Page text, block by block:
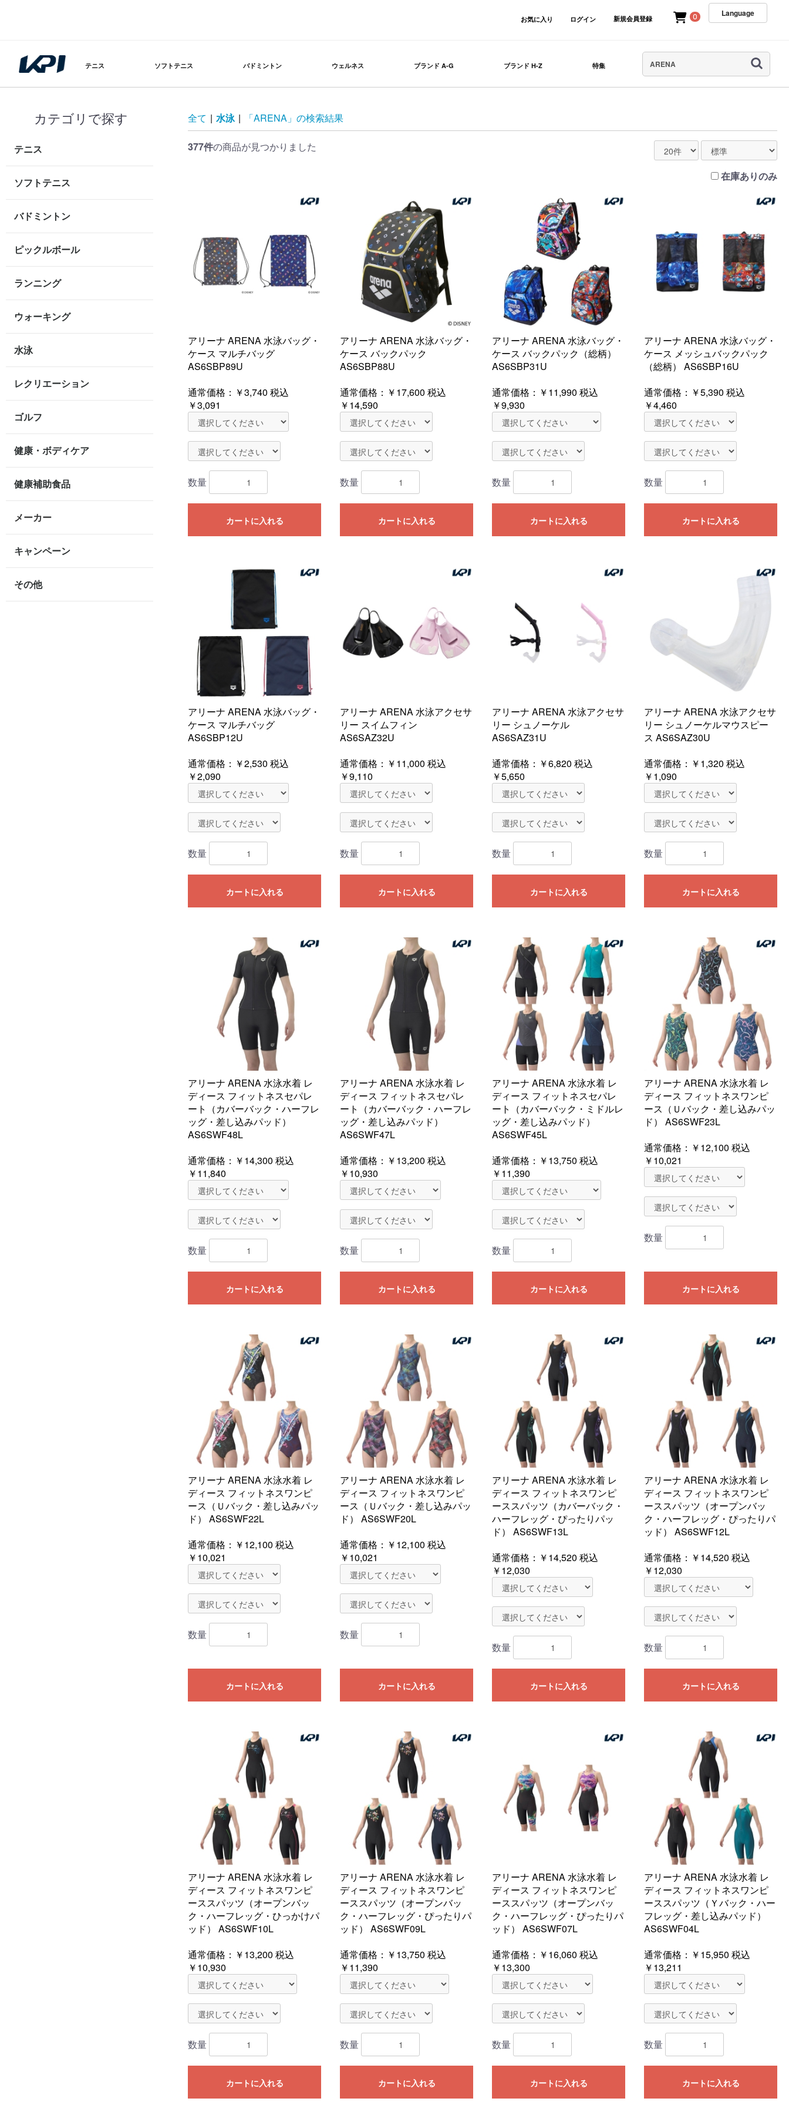
お気に入り ログイン 新規会員登録 0 Language
テニス ソフトテニス バドミントン ウェルネス ブランド A-G ブランド H-Z 特集
カテゴリで探す
テニス
ソフトテニス
バドミントン
ピックルボール
ランニング
ウォーキング
水泳
レクリエーション
ゴルフ
健康・ボディケア
健康補助食品
メーカー
キャンペーン
その他
全て | 水泳 | 「ARENA」の検索結果
377件の商品が見つかりました
在庫ありのみ
アリーナ ARENA 水泳バッグ・
ケース マルチバッグ
AS6SBP89U
通常価格： ￥3,740 税込
￥3,091
数量
カートに入れる
アリーナ ARENA 水泳バッグ・
ケース バックパック
AS6SBP88U
通常価格： ￥17,600 税込
￥14,590
数量
カートに入れる
アリーナ ARENA 水泳バッグ・
ケース バックパック（総柄）
AS6SBP31U
通常価格： ￥11,990 税込
￥9,930
数量
カートに入れる
アリーナ ARENA 水泳バッグ・
ケース メッシュバックパック
（総柄） AS6SBP16U
通常価格： ￥5,390 税込
￥4,460
数量
カートに入れる
アリーナ ARENA 水泳バッグ・
ケース マルチバッグ
AS6SBP12U
通常価格： ￥2,530 税込
￥2,090
数量
カートに入れる
アリーナ ARENA 水泳アクセサ
リー スイムフィン
AS6SAZ32U
通常価格： ￥11,000 税込
￥9,110
数量
カートに入れる
アリーナ ARENA 水泳アクセサ
リー シュノーケル
AS6SAZ31U
通常価格： ￥6,820 税込
￥5,650
数量
カートに入れる
アリーナ ARENA 水泳アクセサ
リー シュノーケルマウスピー
ス AS6SAZ30U
通常価格： ￥1,320 税込
￥1,090
数量
カートに入れる
アリーナ ARENA 水泳水着 レ
ディース フィットネスセパレ
ート（カバーバック・ハーフレ
ッグ・差し込みパッド）
AS6SWF48L
通常価格： ￥14,300 税込
￥11,840
数量
カートに入れる
アリーナ ARENA 水泳水着 レ
ディース フィットネスセパレ
ート（カバーバック・ハーフレ
ッグ・差し込みパッド）
AS6SWF47L
通常価格： ￥13,200 税込
￥10,930
数量
カートに入れる
アリーナ ARENA 水泳水着 レ
ディース フィットネスセパレ
ート（カバーバック・ミドルレ
ッグ・差し込みパッド）
AS6SWF45L
通常価格： ￥13,750 税込
￥11,390
数量
カートに入れる
アリーナ ARENA 水泳水着 レ
ディース フィットネスワンピ
ース（Ｕバック・差し込みパッ
ド） AS6SWF23L
通常価格： ￥12,100 税込
￥10,021
数量
カートに入れる
アリーナ ARENA 水泳水着 レ
ディース フィットネスワンピ
ース（Ｕバック・差し込みパッ
ド） AS6SWF22L
通常価格： ￥12,100 税込
￥10,021
数量
カートに入れる
アリーナ ARENA 水泳水着 レ
ディース フィットネスワンピ
ース（Ｕバック・差し込みパッ
ド） AS6SWF20L
通常価格： ￥12,100 税込
￥10,021
数量
カートに入れる
アリーナ ARENA 水泳水着 レ
ディース フィットネスワンピ
ーススパッツ（カバーバック・
ハーフレッグ・ぴったりパッ
ド） AS6SWF13L
通常価格： ￥14,520 税込
￥12,030
数量
カートに入れる
アリーナ ARENA 水泳水着 レ
ディース フィットネスワンピ
ーススパッツ（オープンバッ
ク・ハーフレッグ・ぴったりパ
ッド） AS6SWF12L
通常価格： ￥14,520 税込
￥12,030
数量
カートに入れる
アリーナ ARENA 水泳水着 レ
ディース フィットネスワンピ
ーススパッツ（オープンバッ
ク・ハーフレッグ・ひっかけパ
ッド） AS6SWF10L
通常価格： ￥13,200 税込
￥10,930
数量
カートに入れる
アリーナ ARENA 水泳水着 レ
ディース フィットネスワンピ
ーススパッツ（オープンバッ
ク・ハーフレッグ・ぴったりパ
ッド） AS6SWF09L
通常価格： ￥13,750 税込
￥11,390
数量
カートに入れる
アリーナ ARENA 水泳水着 レ
ディース フィットネスワンピ
ーススパッツ（オープンバッ
ク・ハーフレッグ・ぴったりパ
ッド） AS6SWF07L
通常価格： ￥16,060 税込
￥13,300
数量
カートに入れる
アリーナ ARENA 水泳水着 レ
ディース フィットネスワンピ
ーススパッツ（Ｙバック・ハー
フレッグ・差し込みパッド）
AS6SWF04L
通常価格： ￥15,950 税込
￥13,211
数量
カートに入れる